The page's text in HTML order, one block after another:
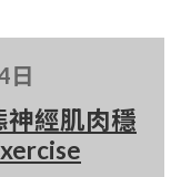
日
神經肌肉穩